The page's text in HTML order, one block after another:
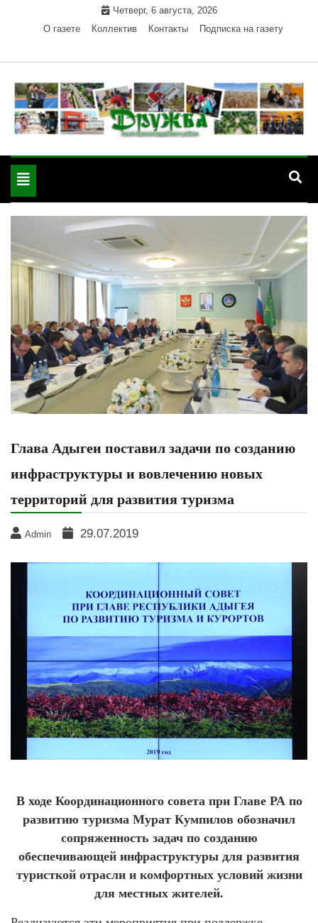
Четверг, 6 августа, 2026
О газете
Коллектив Контакты Подписка на газету
"Дружба" — газета
района РА
Красногвардейского района Республики Адыгея
Toggle
navigation
Глава Адыгеи поставил задачи по созданию
инфраструктуры и вовлечению новых
территорий для развития туризма
Admin 29.07.2019
В ходе Координационного совета при Главе РА по
развитию туризма Мурат Кумпилов обозначил
сопряженность задач по созданию
обеспечивающей инфраструктуры для развития
туристкой отрасли и комфортных условий жизни
для местных жителей.